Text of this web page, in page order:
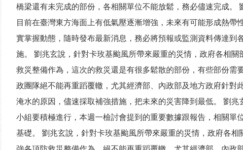
橋梁還有未完成的部份，各相關單位不能放鬆，務必儘速完成。
目前在臺灣東方海面上有低氣壓逐漸增強，未來有可能形成熱帶
實掌握動態，隨時發布最新消息，務必將預報或監測資料傳達到
施。 劉兆玄說，針對卡玫基颱風所帶來嚴重的災情，政府各相
救災整備作為，這次的救災還是有很多鬆散的部份，有些部份需
政團隊絕不能再重蹈覆轍，尤其經濟部、內政部及地方政府針對
淹水的原因，儘速採取補強措施，把未來的災害降到最低。 劉
小組要積極進行，本週一檢討會提到的重要數據跟報告，相關單
基礎。 劉兆玄說，針對卡玫基颱風所帶來嚴重的災情，政府各